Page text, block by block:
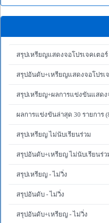
สรุปเหรียญแสดงจอโปรเจคเตอร์
สรุปอันดับ+เหรียญแสดงจอโปรเ
สรุปเหรียญ+ผลการแข่งขันแสดง
ผลการแข่งขันล่าสุด 30 รายการ
สรุปเหรียญ ไม่นับเรียนร่วม
สรุปอันดับ+เหรียญ ไม่นับเรียนร่ว
สรุปเหรียญ - ไม่วิ่ง
สรุปอันดับ - ไม่วิ่ง
สรุปอันดับ+เหรียญ - ไม่วิ่ง